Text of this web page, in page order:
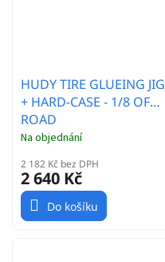
HUDY TIRE GLUEING JIG
+ HARD-CASE - 1/8 OFF-
ROAD
Na objednání
2 182 Kč bez DPH
2 640 Kč
Do košíku